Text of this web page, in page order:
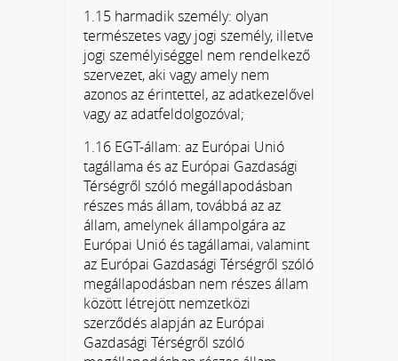
1.15 harmadik személy: olyan
természetes vagy jogi személy, illetve
jogi személyiséggel nem rendelkező
szervezet, aki vagy amely nem
azonos az érintettel, az adatkezelővel
vagy az adatfeldolgozóval;
1.16 EGT-állam: az Európai Unió
tagállama és az Európai Gazdasági
Térségről szóló megállapodásban
részes más állam, továbbá az az
állam, amelynek állampolgára az
Európai Unió és tagállamai, valamint
az Európai Gazdasági Térségről szóló
megállapodásban nem részes állam
között létrejött nemzetközi
szerződés alapján az Európai
Gazdasági Térségről szóló